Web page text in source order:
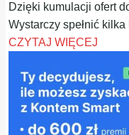
Dzięki kumulacji ofert
Wystarczy spełnić
CZYTAJ WIĘCEJ